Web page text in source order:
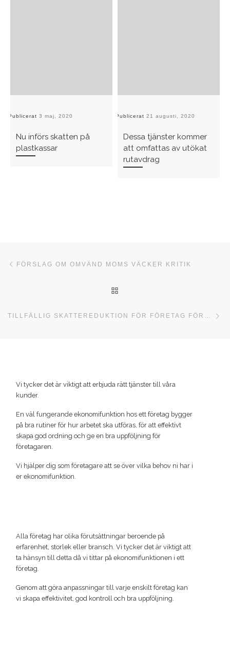
Publicerat 3 maj, 2020
Nu införs skatten på
plastkassar
Publicerat 21 augusti, 2020
Dessa tjänster kommer
att omfattas av utökat
rutavdrag
Inläggsnavigering
FÖRSLAG OM OMVÄND MOMS VÄCKER KRITIK
TILLFÄLLIG SKATTEREDUKTION FÖR FÖRETAG FÖRESLÅS
Vi tycker det är viktigt att erbjuda rätt tjänster till våra
kunder.
En väl fungerande ekonomifunktion hos ett företag bygger
på bra rutiner för hur arbetet ska utföras, för att effektivt
skapa god ordning och ge en bra uppföljning för
företagaren.
Vi hjälper dig som företagare att se över vilka behov ni har i
er ekonomifunktion.
Alla företag har olika förutsättningar beroende på
erfarenhet, storlek eller bransch. Vi tycker det är viktigt att
ta hänsyn till detta då vi tittar på ekonomifunktionen i ett
företag.
Genom att göra anpassningar till varje enskilt företag kan
vi skapa effektivitet, god kontroll och bra uppföljning.